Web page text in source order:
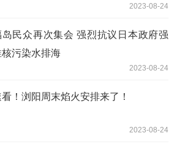
2023-08-24
岛民众再次集会 强烈抗议日本政府强
核污染水排海
2023-08-24
！浏阳周末焰火安排来了！
2023-08-24